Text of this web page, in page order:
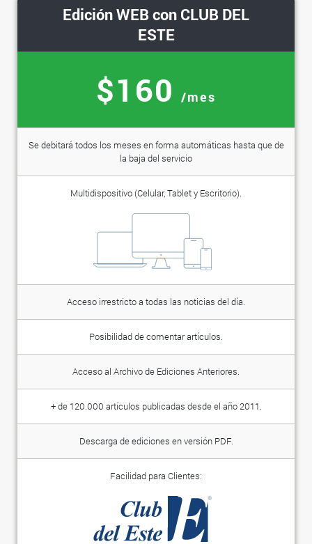
Edición WEB con CLUB DEL
ESTE
$160 /mes
Se debitará todos los meses en forma automáticas hasta que de
la baja del servicio
Multidispositivo (Celular, Tablet y Escritorio).
Acceso irrestricto a todas las noticias del día.
Posibilidad de comentar artículos.
Acceso al Archivo de Ediciones Anteriores.
+ de 120.000 artículos publicadas desde el año 2011.
Descarga de ediciones en versión PDF.
Facilidad para Clientes: